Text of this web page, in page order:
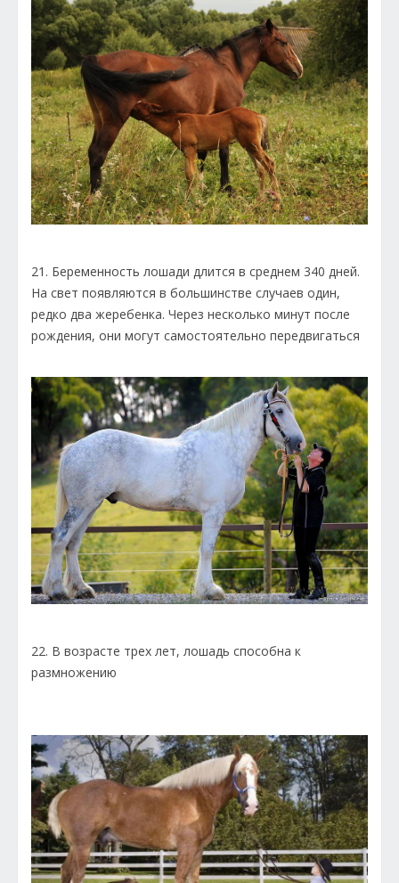
21. Беременность лошади длится в среднем 340 дней.
На свет появляются в большинстве случаев один,
редко два жеребенка. Через несколько минут после
рождения, они могут самостоятельно передвигаться
22. В возрасте трех лет, лошадь способна к
размножению